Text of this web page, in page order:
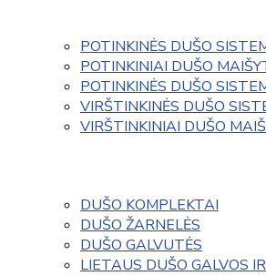
POTINKINĖS DUŠO
POTINKINIAI DUŠO
POTINKINĖS DUŠO
VIRŠTINKINĖS DUŠO
VIRŠTINKINIAI DUŠO
DUŠO KOMPLEKTAI
DUŠO ŽARNELĖS
DUŠO GALVUTĖS
LIETAUS DUŠO GALVOS